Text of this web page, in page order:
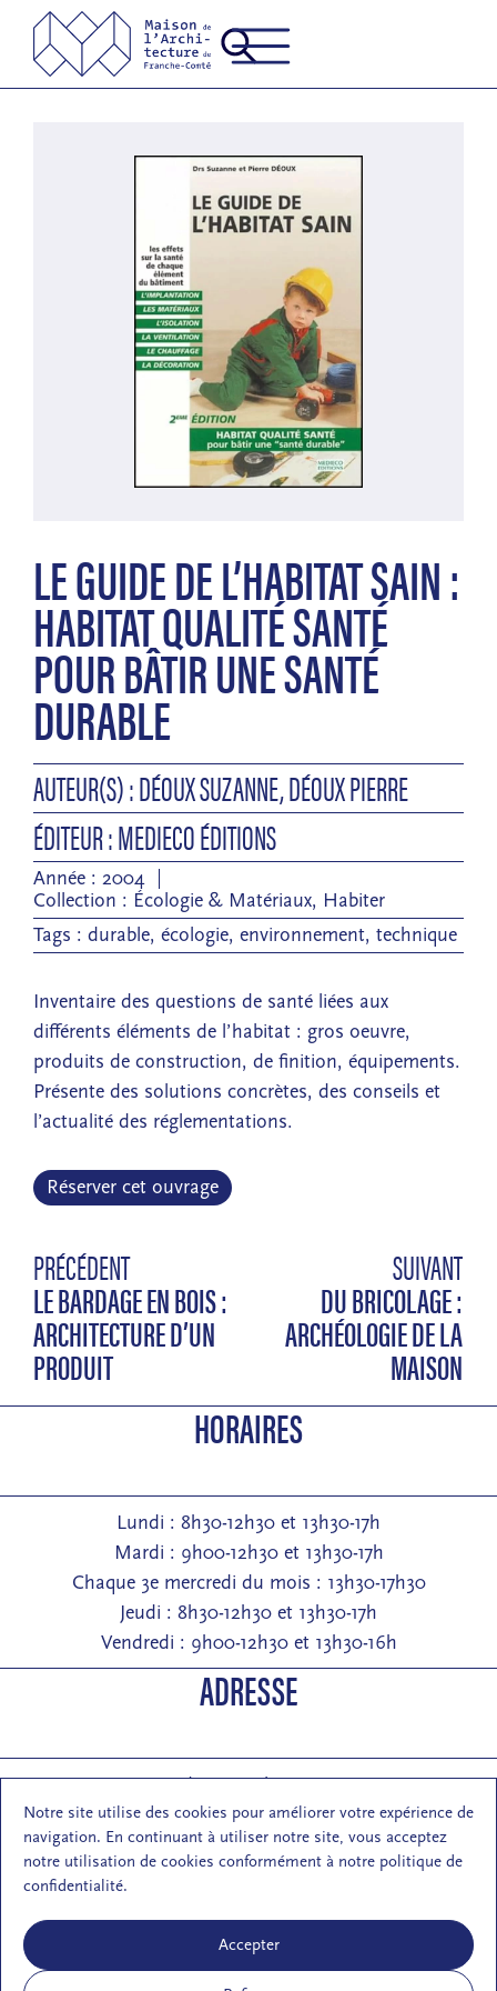
Notre site utilise des cookies pour améliorer votre expérience de
navigation. En continuant à utiliser notre site, vous acceptez
notre utilisation de cookies conformément à notre politique de
confidentialité.
Accepter
LE GUIDE DE L’HABITAT SAIN :
HABITAT QUALITÉ SANTÉ
POUR BÂTIR UNE SANTÉ
DURABLE
AUTEUR(S) : DÉOUX SUZANNE, DÉOUX PIERRE
ÉDITEUR : MEDIECO ÉDITIONS
Année : 2004
Collection : Écologie & Matériaux, Habiter
Tags : durable, écologie, environnement, technique
Inventaire des questions de santé liées aux
différents éléments de l’habitat : gros oeuvre,
produits de construction, de finition, équipements.
Présente des solutions concrètes, des conseils et
l’actualité des réglementations.
Réserver cet ouvrage
PRÉCÉDENT
LE BARDAGE EN BOIS :
ARCHITECTURE D’UN
PRODUIT
SUIVANT
DU BRICOLAGE :
ARCHÉOLOGIE DE LA
MAISON
HORAIRES
Lundi : 8h30-12h30 et 13h30-17h
Mardi : 9h00-12h30 et 13h30-17h
Chaque 3e mercredi du mois : 13h30-17h30
Jeudi : 8h30-12h30 et 13h30-17h
Vendredi : 9h00-12h30 et 13h30-16h
ADRESSE
Entrée : 2 rue de Pontarlier 25000 Besançon
Courrier : 1 rue des Martelots 25000 Besançon
E-mail : contact (at) maisondelarchi-fc.fr